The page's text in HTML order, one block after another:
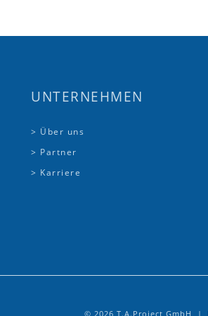
UNTERNEHMEN
> Über uns
> Partner
> Karriere
© 2026 T.A.Project GmbH |